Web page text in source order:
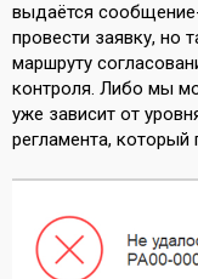
выдаётся
провести заявку, но
маршруту
контроля. Либо мы
уже зависит от
регламента, который